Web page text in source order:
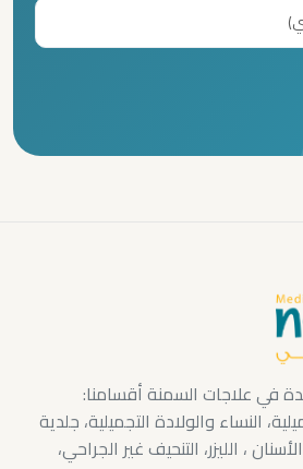
في علاجات السمنة أقسامنا:
النساء والولادة التجميلية، جلدية
، الليزر، التنحيف غير الجراحي،